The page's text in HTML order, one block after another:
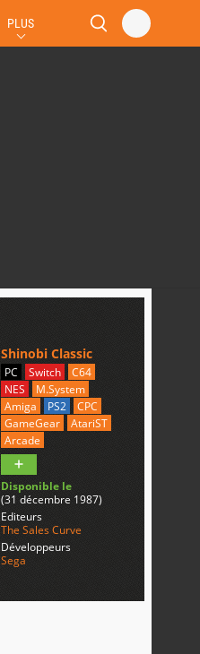
PLUS
Shinobi Classic
PC Switch
C64
NES
M.System
Amiga
PS2
CPC
GameGear
AtariST
Arcade
Disponible le
(31 décembre 1987)
Editeurs
The Sales Curve
Développeurs
Sega